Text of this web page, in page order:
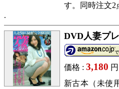
す。同時注文2
DVD人妻プ
価格 : 3,180 円
新古本（未使